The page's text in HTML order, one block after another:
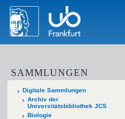
SAMMLUNGEN
Digitale Sammlungen
Archiv der
Universitätsbibliothek JCS
Biologie